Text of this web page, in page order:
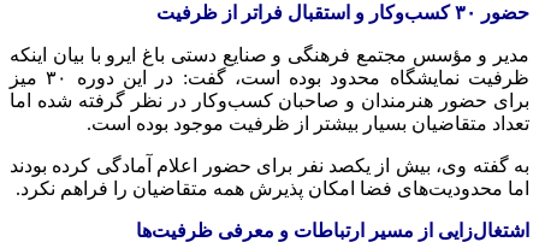
حضور ۳۰کسب‌وکار و استقبال فراتر از ظرفیت
مدیر و مؤسس مجتمع فرهنگی و صنایع دستی باغ ایرو با بیان اینکه
ظرفیت نمایشگاه محدود بوده است، گفت: در این دوره ۳۰ میز
برای حضور هنرمندان و صاحبان کسب‌وکار در نظر گرفته شده اما
تعداد متقاضیان بسیار بیشتر از ظرفیت موجود بوده است.
به گفته وی، بیش از یکصد نفر برای حضور اعلام آمادگی کرده بودند
اما محدودیت‌های فضا امکان پذیرش همه متقاضیان را فراهم نکرد.
اشتغال‌زایی از مسیر ارتباطات و معرفی ظرفیت‌ها